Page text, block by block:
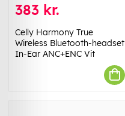
383 kr.
Celly Harmony True
Wireless Bluetooth-headset
In-Ear ANC+ENC Vit